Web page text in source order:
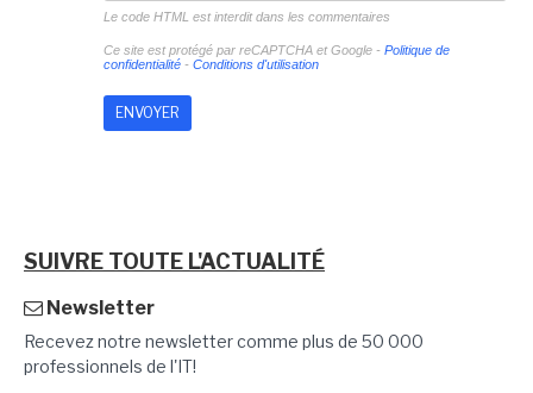
Le code HTML est interdit dans les commentaires
Ce site est protégé par reCAPTCHA et Google - Politique de
confidentialité- Conditions d'utilisation
SUIVRE TOUTE L'ACTUALITÉ
Newsletter
Recevez notre newsletter comme plus de 50 000
professionnels de l'IT!